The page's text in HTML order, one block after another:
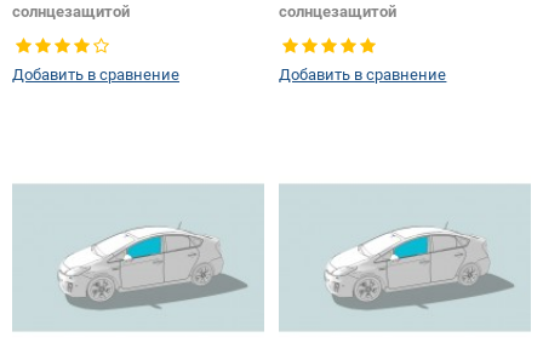
солнцезащитой
Тип стекла:Боковое стекло левое
Добавить в сравнение
солнцезащитой
Тип стекла:Боковое стекло левое
Добавить в сравнение